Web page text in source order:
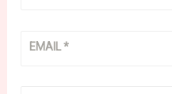
EMAIL*